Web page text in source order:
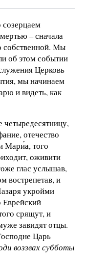
– сначала
собственной. Мы
об этом событии
Церковь
мы начинаем
и видеть, как
отечество
Мари́а, того
оживити
глас услышав,
вострепетав, и
укройми
Еврейский
срящут, и
завидят отцы.
Царь
воззвах субботы